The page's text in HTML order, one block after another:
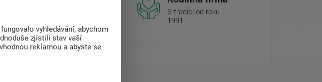
S tradicí od roku
1991
vyhledávání, abychom
zjistili stav vaší
reklamou a abyste se